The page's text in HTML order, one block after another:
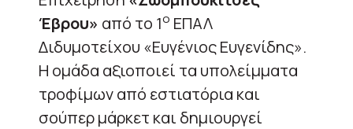
Έβρου» από το 1ο ΕΠΑΛ
Διδυμοτείχου «Ευγένιος Ευγενίδης».
H ομάδα αξιοποιεί τα υπολείμματα
τροφίμων από εστιατόρια και
σούπερ μάρκετ και δημιουργεί